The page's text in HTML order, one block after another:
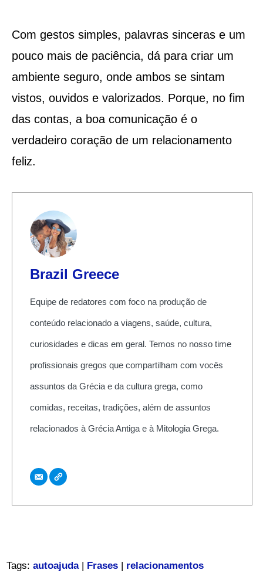
Com gestos simples, palavras sinceras e um
pouco mais de paciência, dá para criar um
ambiente seguro, onde ambos se sintam
vistos, ouvidos e valorizados. Porque, no fim
das contas, a boa comunicação é o
verdadeiro coração de um relacionamento
feliz.
Brazil Greece
Equipe de redatores com foco na produção de
conteúdo relacionado a viagens, saúde, cultura,
curiosidades e dicas em geral. Temos no nosso time
profissionais gregos que compartilham com vocês
assuntos da Grécia e da cultura grega, como
comidas, receitas, tradições, além de assuntos
relacionados à Grécia Antiga e à Mitologia Grega.
Tags: autoajuda| Frases| relacionamentos